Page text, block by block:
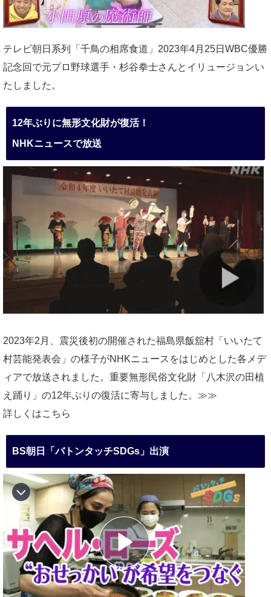
テレビ朝日系列「千鳥の相席食道」2023年4月25日WBC優勝
記念回で元プロ野球選手・杉谷拳士さんとイリュージョンい
たしました。
12年ぶりに無形文化財が復活！
NHKニュースで放送
2023年2月、震災後初の開催された福島県飯舘村「いいたて
村芸能発表会」の様子がNHKニュースをはじめとした各メデ
ィアで放送されました。重要無形民俗文化財「八木沢の田植
え踊り」の12年ぶりの復活に寄与しました。≫≫
詳しくはこちら
BS朝日「バトンタッチSDGs」出演